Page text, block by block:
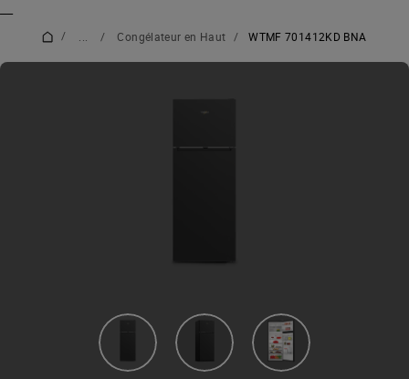
/ / Congélateur en Haut / WTMF 701412KD BNA